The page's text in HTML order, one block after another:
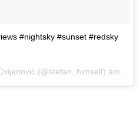
#nightsky #sunset #redsky